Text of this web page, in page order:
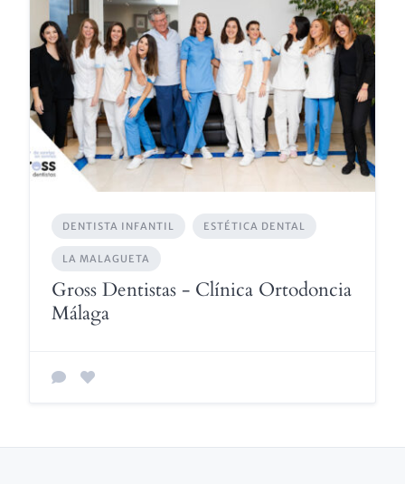
DENTISTA INFANTIL ESTÉTICA DENTAL
LA MALAGUETA
Gross Dentistas - Clínica Ortodoncia
Málaga